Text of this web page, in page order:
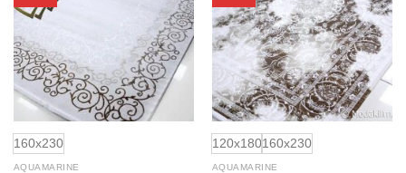
избранное
160x230
AQUAMARINE
избранное
120x180160x230
AQUAMARINE